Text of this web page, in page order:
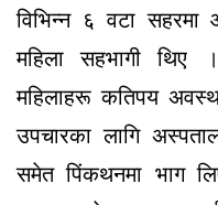
विभिन्न ६ वटा
महिला सहभागी थिए
महिलाहरू कतिपय
उपचारका लागि
समेत पिंकथनमा भाग